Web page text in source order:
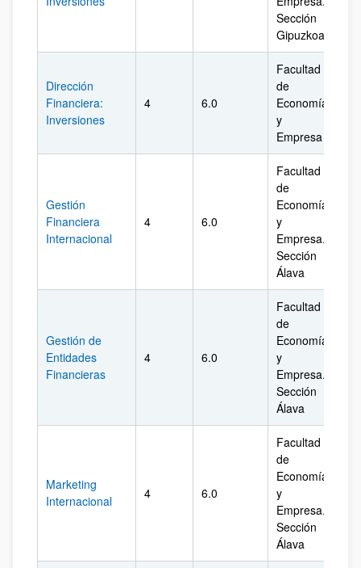
Sección
Gipuzkoa
Dirección
Financiera:
Inversiones
4 6.0
Facultad
de
Economía
y
Empresa
Gestión
Financiera
Internacional
4 6.0
Facultad
de
Economía
y
Empresa.
Sección
Álava
Gestión de
Entidades
Financieras
4 6.0
Facultad
de
Economía
y
Empresa.
Sección
Álava
Marketing
Internacional
4 6.0
Facultad
de
Economía
y
Empresa.
Sección
Álava